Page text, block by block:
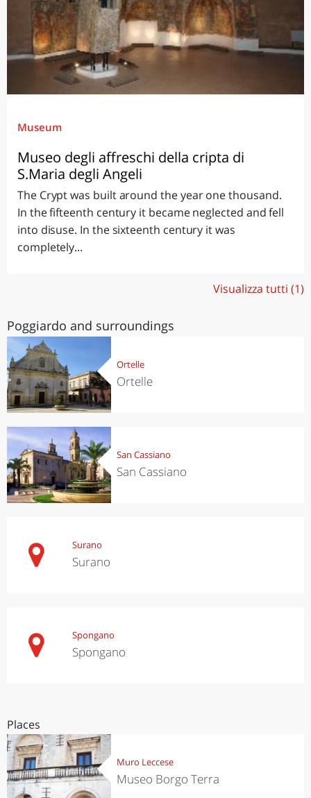
Museum
Museo degli affreschi della cripta di
S.Maria degli Angeli
The Crypt was built around the year one thousand.
In the fifteenth century it became neglected and fell
into disuse. In the sixteenth century it was
completely...
Visualizza tutti (1)
Poggiardo and surroundings
Ortelle
Ortelle
San Cassiano
San Cassiano
Surano
Surano
Spongano
Spongano
Places
Muro Leccese
Museo Borgo Terra